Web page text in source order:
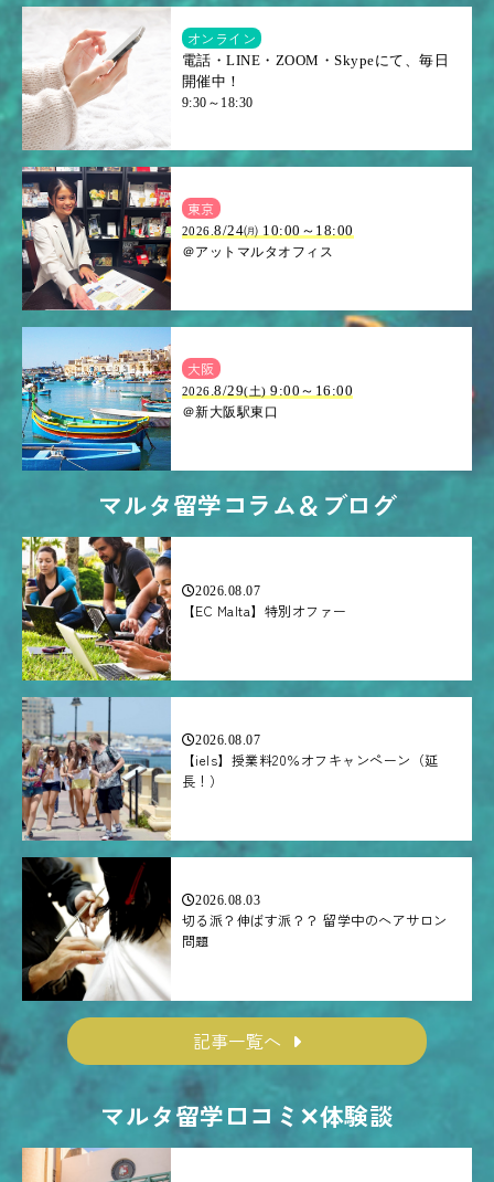
オンライン
電話・LINE・ZOOM・Skypeにて、毎日
開催中！
9:30～18:30
東京
2026.8/24㈪ 10:00～18:00
＠アットマルタオフィス
大阪
2026.8/29(土) 9:00～16:00
＠新大阪駅東口
マルタ留学コラム＆ブログ
2026.08.07
【EC Malta】特別オファー
2026.08.07
【iels】授業料20％オフキャンペーン（延
長！）
2026.08.03
切る派？伸ばす派？？ 留学中のヘアサロン
問題
記事一覧へ
マルタ留学口コミ✕体験談